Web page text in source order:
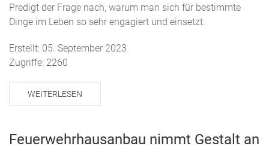
Predigt der Frage nach, warum man sich für bestimmte
Dinge im Leben so sehr engagiert und einsetzt.
Erstellt: 05. September 2023
Zugriffe: 2260
WEITERLESEN
Feuerwehrhausanbau nimmt Gestalt an